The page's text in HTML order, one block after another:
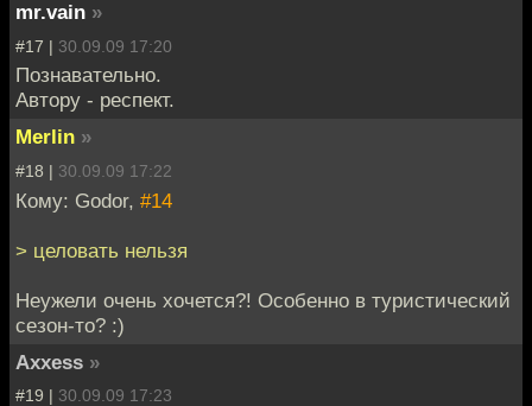
mr.vain »
#17 | 30.09.09 17:20
Познавательно.
Автору - респект.
Merlin »
#18 | 30.09.09 17:22
Кому: Godor, #14
> целовать нельзя
Неужели очень хочется?! Особенно в туристический
сезон-то? :)
Axxess »
#19 | 30.09.09 17:23